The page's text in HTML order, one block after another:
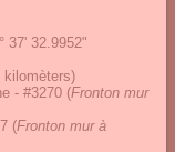
37' 32.9952"
kilomèters)
- #3270 (Fronton mur
(Fronton mur à